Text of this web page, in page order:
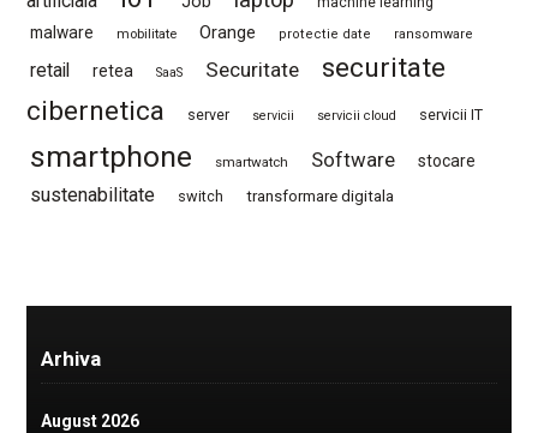
malware mobilitate Orange protectie date ransomware
retail retea SaaS Securitate
securitate
cibernetica
server servicii servicii cloud servicii IT
smartphone smartwatch Software stocare
sustenabilitate switch transformare digitala
Arhiva
August 2026